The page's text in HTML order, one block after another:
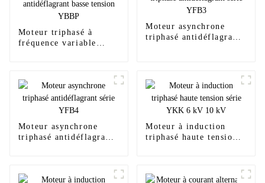
Moteur triphasé à
fréquence variable
Moteur asynchrone
triphasé antidéflagrant
Moteur asynchrone
triphasé antidéflagrant
Moteur à induction
triphasé haute tension